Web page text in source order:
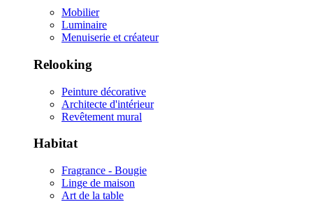
Mobilier
Luminaire
Menuiserie et créateur
Relooking
Peinture décorative
Architecte d'intérieur
Revêtement mural
Habitat
Fragrance - Bougie
Linge de maison
Art de la table